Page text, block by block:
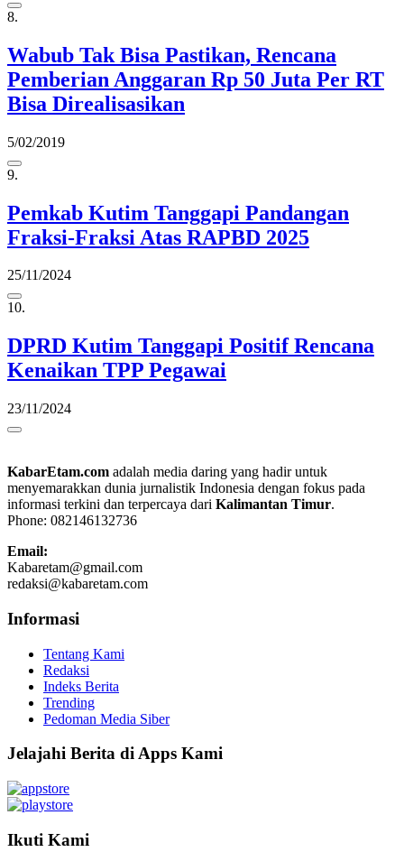
8.
Wabub Tak Bisa Pastikan, Rencana
Pemberian Anggaran Rp 50 Juta Per RT
Bisa Direalisasikan
5/02/2019
9.
Pemkab Kutim Tanggapi Pandangan
Fraksi-Fraksi Atas RAPBD 2025
25/11/2024
10.
DPRD Kutim Tanggapi Positif Rencana
Kenaikan TPP Pegawai
23/11/2024
KabarEtam.com adalah media daring yang hadir untuk
menyemarakkan dunia jurnalistik Indonesia dengan fokus pada
informasi terkini dan terpercaya dari Kalimantan Timur.
Phone: 082146132736
Email:
Kabaretam@gmail.com
redaksi@kabaretam.com
Informasi
Tentang Kami
Redaksi
Indeks Berita
Trending
Pedoman Media Siber
Jelajahi Berita di Apps Kami
Ikuti Kami